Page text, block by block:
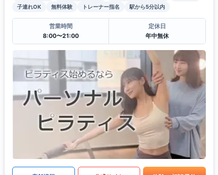
子連れOK
無料体験 トレーナー指名 駅から5分以内
営業時間
8:00〜21:00
定休日
年中無休